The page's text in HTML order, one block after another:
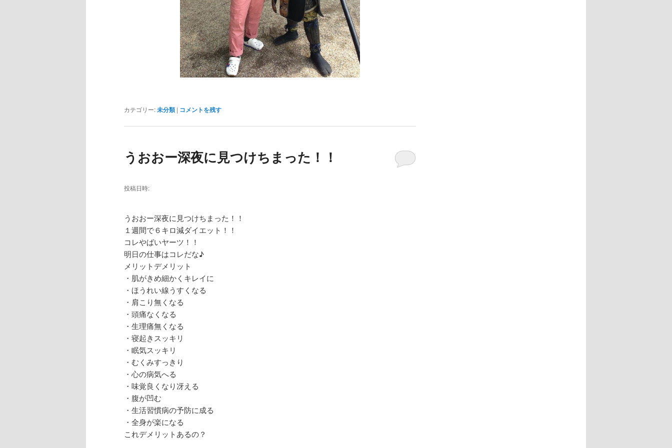
カテゴリー:未分類 | コメントを残す
うおおー深夜に見つけちまった！！
投稿日時:
うおおー深夜に見つけちまった！！
１週間で６キロ減ダイエット！！
コレやばいヤーツ！！
明日の仕事はコレだな♪
メリットデメリット
・肌がきめ細かくキレイに
・ほうれい線うすくなる
・肩こり無くなる
・頭痛なくなる
・生理痛無くなる
・寝起きスッキリ
・眠気スッキリ
・むくみすっきり
・心の病気へる
・味覚良くなり冴える
・腹が凹む
・生活習慣病の予防に成る
・全身が楽になる
これデメリットあるの？